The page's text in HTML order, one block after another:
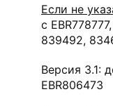
Если не
с
839492,
Версия 3.1:
EBR806473